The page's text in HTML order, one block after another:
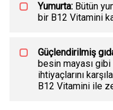
Yumurta: Bütün
bir B12 Vitamini
Güçlendirilmiş
besin mayası gibi
ihtiyaçlarını
B12 Vitamini ile